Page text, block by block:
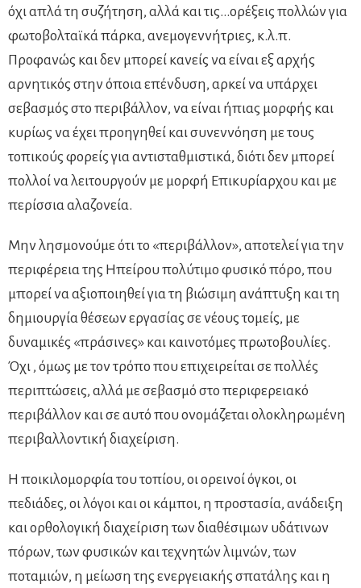
όχι απλά τη συζήτηση, αλλά και τις…ορέξεις πολλών για
φωτοβολταϊκά πάρκα, ανεμογεννήτριες, κ.λ.π.
Προφανώς και δεν μπορεί κανείς να είναι εξ αρχής
αρνητικός στην όποια επένδυση, αρκεί να υπάρχει
σεβασμός στο περιβάλλον, να είναι ήπιας μορφής και
κυρίως να έχει προηγηθεί και συνεννόηση με τους
τοπικούς φορείς για αντισταθμιστικά, διότι δεν μπορεί
πολλοί να λειτουργούν με μορφή Επικυρίαρχου και με
περίσσια αλαζονεία.
Μην λησμονούμε ότι το «περιβάλλον», αποτελεί για την
περιφέρεια της Ηπείρου πολύτιμο φυσικό πόρο, που
μπορεί να αξιοποιηθεί για τη βιώσιμη ανάπτυξη και τη
δημιουργία θέσεων εργασίας σε νέους τομείς, με
δυναμικές «πράσινες» και καινοτόμες πρωτοβουλίες.
Όχι , όμως με τον τρόπο που επιχειρείται σε πολλές
περιπτώσεις, αλλά με σεβασμό στο περιφερειακό
περιβάλλον και σε αυτό που ονομάζεται ολοκληρωμένη
περιβαλλοντική διαχείριση.
Η ποικιλομορφία του τοπίου, οι ορεινοί όγκοι, οι
πεδιάδες, οι λόγοι και οι κάμποι, η προστασία, ανάδειξη
και ορθολογική διαχείριση των διαθέσιμων υδάτινων
πόρων, των φυσικών και τεχνητών λιμνών, των
ποταμιών, η μείωση της ενεργειακής σπατάλης και η